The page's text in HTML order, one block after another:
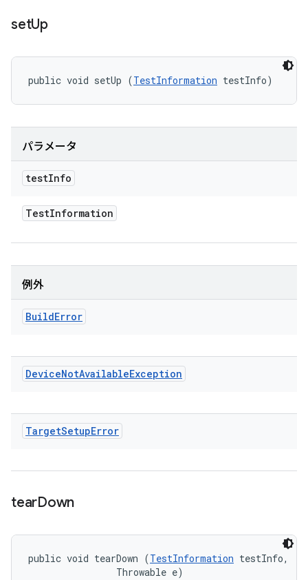
setUp
public void setUp (TestInformation testInfo)
パラメータ
testInfo
TestInformation
例外
BuildError
DeviceNotAvailableException
TargetSetupError
tearDown
public void tearDown (TestInformation testInfo,
                Throwable e)